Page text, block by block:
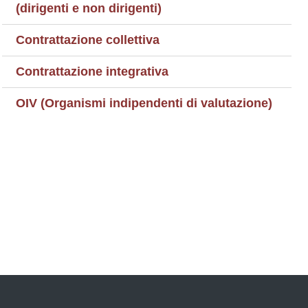
(dirigenti e non dirigenti)
Contrattazione collettiva
Contrattazione integrativa
OIV (Organismi indipendenti di valutazione)